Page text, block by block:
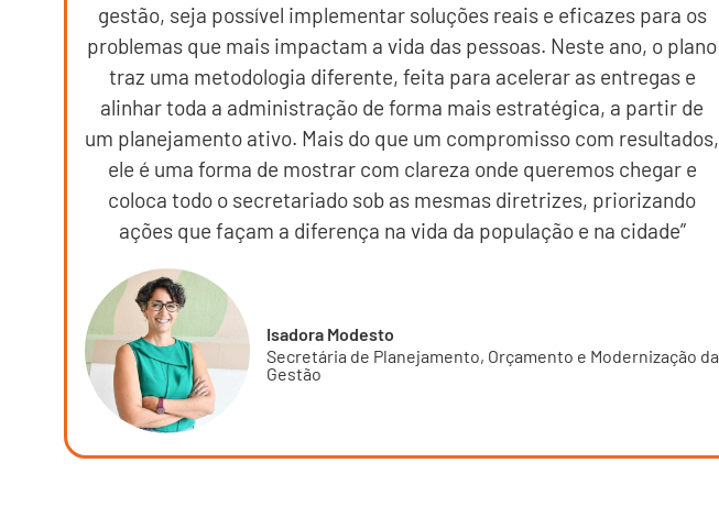
gestão, seja possível implementar soluções reais e eficazes para os
problemas que mais impactam a vida das pessoas. Neste ano, o plano
traz uma metodologia diferente, feita para acelerar as entregas e
alinhar toda a administração de forma mais estratégica, a partir de
um planejamento ativo. Mais do que um compromisso com resultados,
ele é uma forma de mostrar com clareza onde queremos chegar e
coloca todo o secretariado sob as mesmas diretrizes, priorizando
ações que façam a diferença na vida da população e na cidade”
Isadora Modesto
Secretária de Planejamento, Orçamento e Modernização da
Gestão